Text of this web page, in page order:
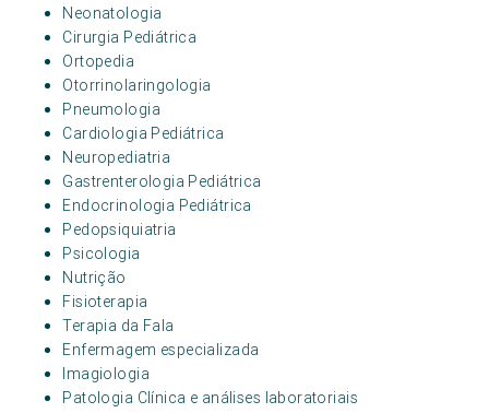
Neonatologia
Cirurgia Pediátrica
Ortopedia
Otorrinolaringologia
Pneumologia
Cardiologia Pediátrica
Neuropediatria
Gastrenterologia Pediátrica
Endocrinologia Pediátrica
Pedopsiquiatria
Psicologia
Nutrição
Fisioterapia
Terapia da Fala
Enfermagem especializada
Imagiologia
Patologia Clínica e análises laboratoriais